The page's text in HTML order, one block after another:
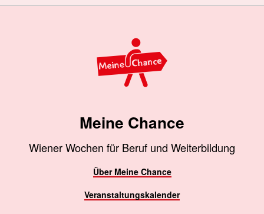
Meine Chance
Wiener Wochen für Beruf und Weiterbildung
Über Meine Chance
Veranstaltungskalender